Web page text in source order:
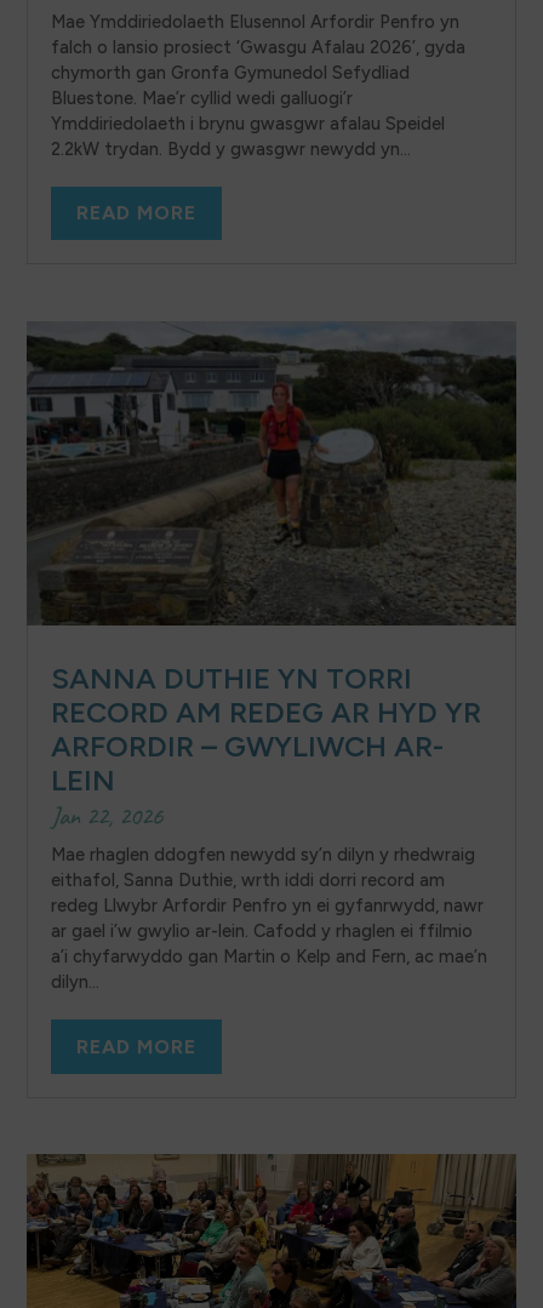
Mae Ymddiriedolaeth Elusennol Arfordir Penfro yn
falch o lansio prosiect ‘Gwasgu Afalau 2026’, gyda
chymorth gan Gronfa Gymunedol Sefydliad
Bluestone. Mae’r cyllid wedi galluogi’r
Ymddiriedolaeth i brynu gwasgwr afalau Speidel
2.2kW trydan. Bydd y gwasgwr newydd yn...
READ MORE
SANNA DUTHIE YN TORRI
RECORD AM REDEG AR HYD YR
ARFORDIR – GWYLIWCH AR-
LEIN
Jan 22, 2026
Mae rhaglen ddogfen newydd sy’n dilyn y rhedwraig
eithafol, Sanna Duthie, wrth iddi dorri record am
redeg Llwybr Arfordir Penfro yn ei gyfanrwydd, nawr
ar gael i’w gwylio ar-lein. Cafodd y rhaglen ei ffilmio
a’i chyfarwyddo gan Martin o Kelp and Fern, ac mae’n
dilyn...
READ MORE